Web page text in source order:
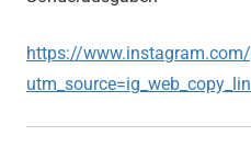
https://